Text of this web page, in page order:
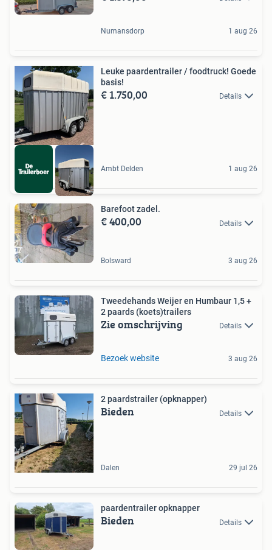
Numansdorp 1 aug 26
Leuke paardentrailer / foodtruck! Goede
basis!
€ 1.750,00 Details
Ambt Delden 1 aug 26
Barefoot zadel.
€ 400,00 Details
Bolsward 3 aug 26
Tweedehands Weijer en Humbaur 1,5 +
2 paards (koets)trailers
Zie omschrijving Details
Bezoek website 3 aug 26
2 paardstrailer (opknapper)
Bieden Details
Dalen 29 jul 26
paardentrailer opknapper
Bieden Details